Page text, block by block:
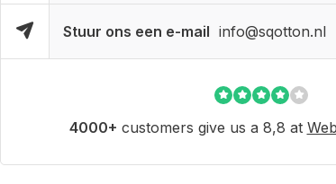
Stuur ons een e-mail info@sqotton.nl
4000+ customers give us a 8,8 at